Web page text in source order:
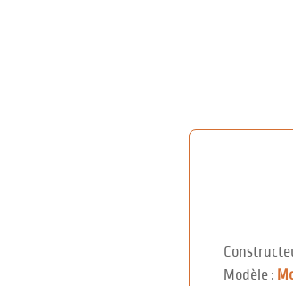
Modèle :